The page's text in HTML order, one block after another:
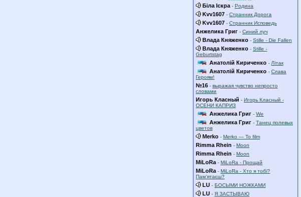
Біла Іскра - Родина
Kvv1607 - Странник Дорога
Kvv1607 - Странник Исповедь
Анжелика Григ - Синий луч
Влада Княженко - Stille - Die Fallen
Влада Княженко - Stille -
Geburtstag
Анатолій Кириченко - Літак
Анатолій Кириченко - Слава
Героям!
№16 - выражая чувство непросто
словами
Игорь Класный - Игорь Класный -
ОСЕНИ КАПРИЗ
Анжелика Григ - We
Анжелика Григ - Танец полевых
цветов
Merko - Merko — To film
Rimma Rhein - Moon
Rimma Rhein - Moon
MiLoRa - MiLoRa - Прощай
MiLoRa - MiLoRa - Хто я тобі?
Пам'ятаєш?
LU - БОСЫМИ НОЖКАМИ
LU - Я ЗАСТЫВАЮ